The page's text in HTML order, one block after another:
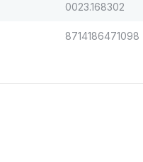
0023.168302
8714186471098